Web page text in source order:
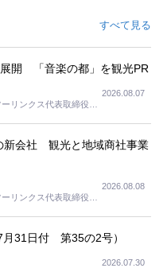
すべて見る
開 「音楽の都」を観光PR
リンクス代表取締役社
2026.08.07
新会社 観光と地域商社事業
リンクス代表取締役社
2026.08.08
月31日付 第35の2号）
2026.07.30